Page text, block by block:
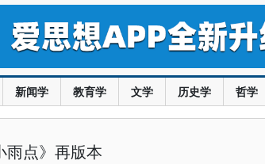
新闻学 教育学 文学 历史学 哲学
雨点》再版本